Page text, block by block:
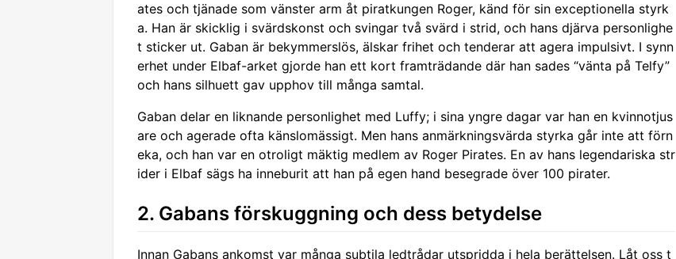
ates och tjänade som vänster arm åt piratkungen Roger, känd för sin exceptionella styrk
a. Han är skicklig i svärdskonst och svingar två svärd i strid, och hans djärva personlighe
t sticker ut. Gaban är bekymmerslös, älskar frihet och tenderar att agera impulsivt. I synn
erhet under Elbaf-arket gjorde han ett kort framträdande där han sades “vänta på Telfy”
och hans silhuett gav upphov till många samtal.
Gaban delar en liknande personlighet med Luffy; i sina yngre dagar var han en kvinnotjus
are och agerade ofta känslomässigt. Men hans anmärkningsvärda styrka går inte att förn
eka, och han var en otroligt mäktig medlem av Roger Pirates. En av hans legendariska str
ider i Elbaf sägs ha inneburit att han på egen hand besegrade över 100 pirater.
2. Gabans förskuggning och dess betydelse
Innan Gabans ankomst var många subtila ledtrådar utspridda i hela berättelsen. Låt oss t